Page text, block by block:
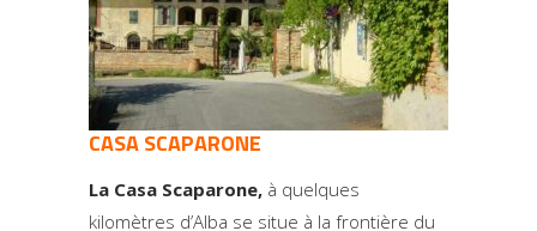
CASA SCAPARONE
La Casa Scaparone, à quelques
kilomètres d’Alba se situe à la frontière du